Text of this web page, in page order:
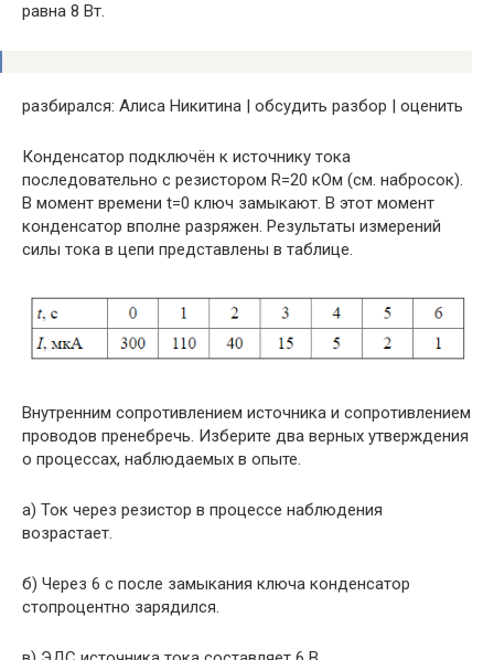
равна 8 Вт.
pазбирался: Алиса Никитина | обсудить разбор | оценить
Конденсатор подключён к источнику тока
последовательно с резистором R=20 кОм (см. набросок).
В момент времени t=0 ключ замыкают. В этот момент
конденсатор вполне разряжен. Результаты измерений
силы тока в цепи представлены в таблице.
Внутренним сопротивлением источника и сопротивлением
проводов пренебречь. Изберите два верных утверждения
о процессах, наблюдаемых в опыте.
а) Ток через резистор в процессе наблюдения
возрастает.
б) Через 6 с после замыкания ключа конденсатор
стопроцентно зарядился.